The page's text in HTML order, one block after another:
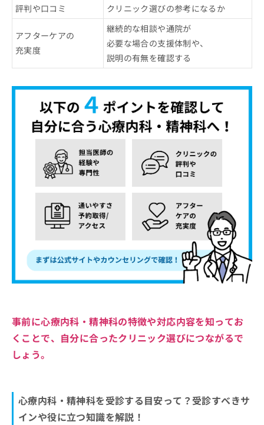
評判や口コミ
クリニック選びの参考になるか
アフターケアの
充実度
継続的な相談や通院が
必要な場合の支援体制や、
説明の有無を確認する
事前に心療内科・精神科の特徴や対応内容を知ってお
くことで、自分に合ったクリニック選びにつながるで
しょう。
心療内科・精神科を受診する目安って？受診すべきサ
インや役に立つ知識を解説！